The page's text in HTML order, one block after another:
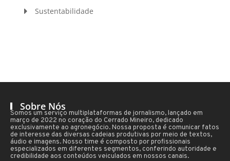
Sustentabilidade
Sobre Nós
Somos um serviço multiplataformas de jornalismo, lançado em
março de 2022 no coração do Cerrado Mineiro, dedicado
exclusivamente ao agronegócio. Nossa proposta é comunicar fatos
de interesse das diversas cadeias produtivas por meio de textos,
áudio e imagens. Nosso time é composto por profissionais
especializados em diferentes segmentos, conferindo autoridade e
credibilidade aos conteúdos veiculados em nossos canais.